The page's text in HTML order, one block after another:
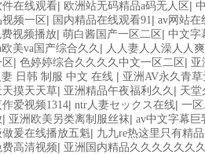
在线观看| 欧洲站无码精品a码无人区 |
频一区| 国内精品在线观看91| av网站在
视频播放| 萌白酱国产一区二区 | 中文字
欧美va国产综合久久| 人人妻人人澡人人
| 色婷婷综合久久久久中文一区二区 | 亚
妻 日韩 制服 中文 在线 | 亚洲AV永久青
天摸天天草| 亚洲精品午夜福利久久 | 天堂
爱视频1314| ntr人妻セックス在线| 一
| 亚洲欧美另类离制服丝袜| av中文字幕巨
做爰在线播放五魁| 九九re热这里只有精
高清视频| 亚洲国内精品久久久久久久